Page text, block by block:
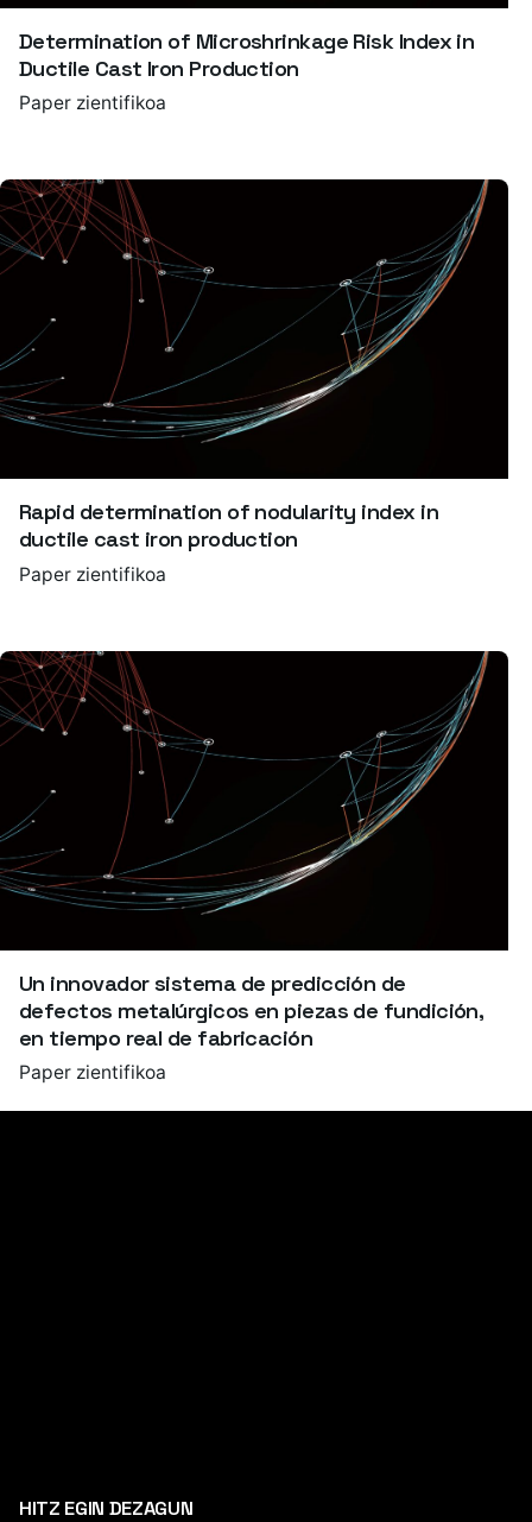
Determination of Microshrinkage Risk Index in
Ductile Cast Iron Production
Paper zientifikoa
Rapid determination of nodularity index in
ductile cast iron production
Paper zientifikoa
Un innovador sistema de predicción de
defectos metalúrgicos en piezas de fundición,
en tiempo real de fabricación
Paper zientifikoa
HITZ EGIN DEZAGUN